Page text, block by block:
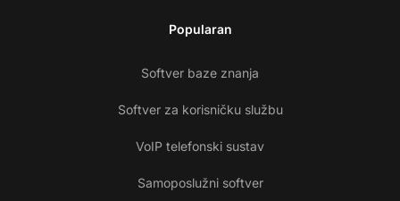
Popularan
Softver baze znanja
Softver za korisničku službu
VoIP telefonski sustav
Samoposlužni softver